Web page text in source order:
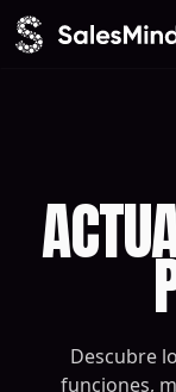
Ir al contenido
Descubre
funciones,